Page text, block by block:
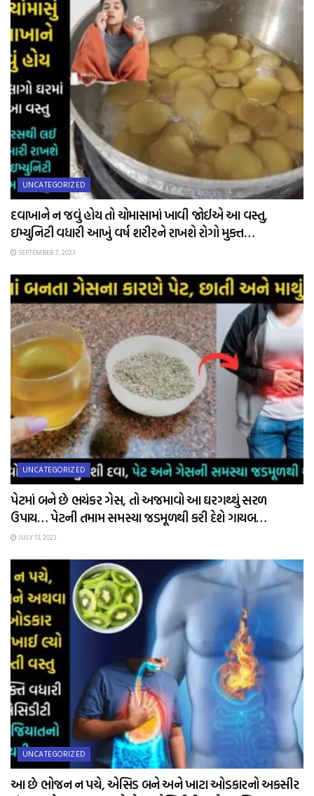
UNCATEGORIZED
દવાખાને ન જવું હોય તો ચોમાસામાં ખાવી જોઈએ આ વસ્તુ,
ઇમ્યુનિટી વધારી આખું વર્ષ શરીરને રાખશે રોગો મુક્ત…
SEPTEMBER 7, 2023
UNCATEGORIZED
પેટમાં બને છે ભયંકર ગેસ, તો અજમાવો આ ઘરગથ્થું સરળ
ઉપાય… પેટની તમામ સમસ્યા જડમૂળથી કરી દેશે ગાયબ…
JULY 13, 2023
UNCATEGORIZED
આ છે ભોજન ન પચે, એસિડ બને અને ખાટા ઓડકારનો અકસીર